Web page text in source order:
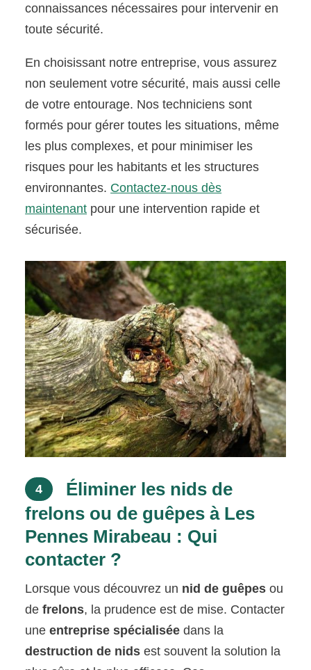
connaissances nécessaires pour intervenir en
toute sécurité.
En choisissant notre entreprise, vous assurez
non seulement votre sécurité, mais aussi celle
de votre entourage. Nos techniciens sont
formés pour gérer toutes les situations, même
les plus complexes, et pour minimiser les
risques pour les habitants et les structures
environnantes. Contactez-nous dès
maintenant pour une intervention rapide et
sécurisée.
4
Éliminer les nids de
frelons ou de guêpes à Les
Pennes Mirabeau : Qui
contacter ?
Lorsque vous découvrez un nid de guêpes ou
defrelons, la prudence est de mise. Contacter
uneentreprise spécialisée dans la
destruction de nids est souvent la solution la